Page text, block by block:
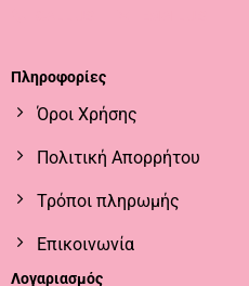
Πληροφορίες
Όροι Χρήσης
Πολιτική Απορρήτου
Τρόποι πληρωμής
Επικοινωνία
Λογαριασμός